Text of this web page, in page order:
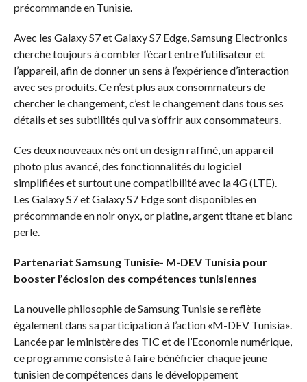
précommande en Tunisie.
Avec les Galaxy S7 et Galaxy S7 Edge, Samsung Electronics
cherche toujours à combler l’écart entre l’utilisateur et
l’appareil, afin de donner un sens à l’expérience d’interaction
avec ses produits. Ce n’est plus aux consommateurs de
chercher le changement, c’est le changement dans tous ses
détails et ses subtilités qui va s’offrir aux consommateurs.
Ces deux nouveaux nés ont un design raffiné, un appareil
photo plus avancé, des fonctionnalités du logiciel
simplifiées et surtout une compatibilité avec la 4G (LTE).
Les Galaxy S7 et Galaxy S7 Edge sont disponibles en
précommande en noir onyx, or platine, argent titane et blanc
perle.
Partenariat Samsung Tunisie- M-DEV Tunisia pour
booster l’éclosion des compétences tunisiennes
La nouvelle philosophie de Samsung Tunisie se reflète
également dans sa participation à l’action «M-DEV Tunisia».
Lancée par le ministère des TIC et de l’Economie numérique,
ce programme consiste à faire bénéficier chaque jeune
tunisien de compétences dans le développement